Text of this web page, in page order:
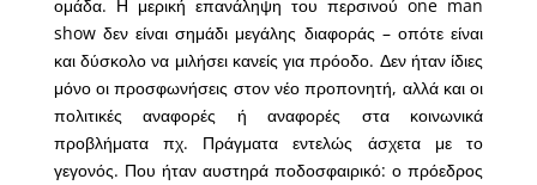
ομάδα. Η μερική επανάληψη του περσινού one man
show δεν είναι σημάδι μεγάλης διαφοράς – οπότε είναι
και δύσκολο να μιλήσει κανείς για πρόοδο. Δεν ήταν ίδιες
μόνο οι προσφωνήσεις στον νέο προπονητή, αλλά και οι
πολιτικές αναφορές ή αναφορές στα κοινωνικά
προβλήματα πχ. Πράγματα εντελώς άσχετα με το
γεγονός. Που ήταν αυστηρά ποδοσφαιρικό: ο πρόεδρος